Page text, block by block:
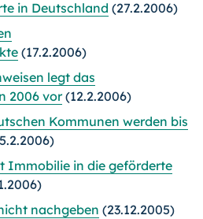
in Deutschland (27.2.2006)
(17.2.2006)
legt das
2006 vor(12.2.2006)
Kommunen werden bis
Immobilie in die geförderte
nachgeben (23.12.2005)